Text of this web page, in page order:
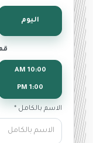
اليوم
10:00 AM
1:00 PM
الاسم بالكامل *